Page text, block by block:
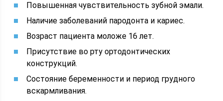
Повышенная чувствительность зубной эмали.
Наличие заболеваний пародонта и кариес.
Возраст пациента моложе 16 лет.
Присутствие во рту ортодонтических
конструкций.
Состояние беременности и период грудного
вскармливания.